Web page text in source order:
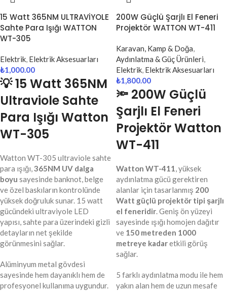
15 Watt 365NM ULTRAVİYOLE
Sahte Para Işığı WATTON
WT-305
Elektrik, Elektrik Aksesuarları
₺1,000.00
💡 15 Watt 365NM
Ultraviole Sahte
Para Işığı Watton
WT-305
Watton WT-305 ultraviole sahte
para ışığı,365NM UV dalga
boyu sayesinde banknot, belge
ve özel baskıların kontrolünde
yüksek doğruluk sunar. 15 watt
gücündeki ultraviyole LED
yapısı, sahte para üzerindeki gizli
detayların net şekilde
görünmesini sağlar.
Alüminyum metal gövdesi
sayesinde hem dayanıklı hem de
profesyonel kullanıma uygundur.
200W Güçlü Şarjlı El Feneri
Projektör WATTON WT-411
Karavan, Kamp & Doğa,
Aydınlatma & Güç Ürünleri,
Elektrik, Elektrik Aksesuarları
₺1,800.00
🔦 200W Güçlü
Şarjlı El Feneri
Projektör Watton
WT-411
Watton WT-411, yüksek
aydınlatma gücü gerektiren
alanlar için tasarlanmış 200
Watt güçlü projektör tipi şarjlı
el feneridir. Geniş ön yüzeyi
sayesinde ışığı homojen dağıtır
ve 150 metreden 1000
metreye kadaretkili görüş
sağlar.
5 farklı aydınlatma modu ile hem
yakın alan hem de uzun mesafe